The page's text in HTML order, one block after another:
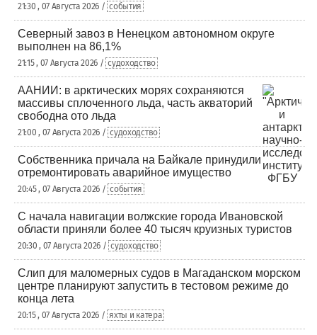
21:30 , 07 Августа 2026 / события
Северный завоз в Ненецком автономном округе
выполнен на 86,1%
21:15 , 07 Августа 2026 / судоходство
ААНИИ: в арктических морях сохраняются
массивы сплоченного льда, часть акваторий
свободна ото льда
21:00 , 07 Августа 2026 / судоходство
Собственника причала на Байкале принудили
отремонтировать аварийное имущество
20:45 , 07 Августа 2026 / события
С начала навигации волжские города Ивановской
области приняли более 40 тысяч круизных туристов
20:30 , 07 Августа 2026 / судоходство
Слип для маломерных судов в Магаданском морском
центре планируют запустить в тестовом режиме до
конца лета
20:15 , 07 Августа 2026 / яхты и катера